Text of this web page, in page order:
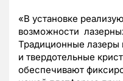
«В установке
возможности
Традиционные
и твердотельные
обеспечивают